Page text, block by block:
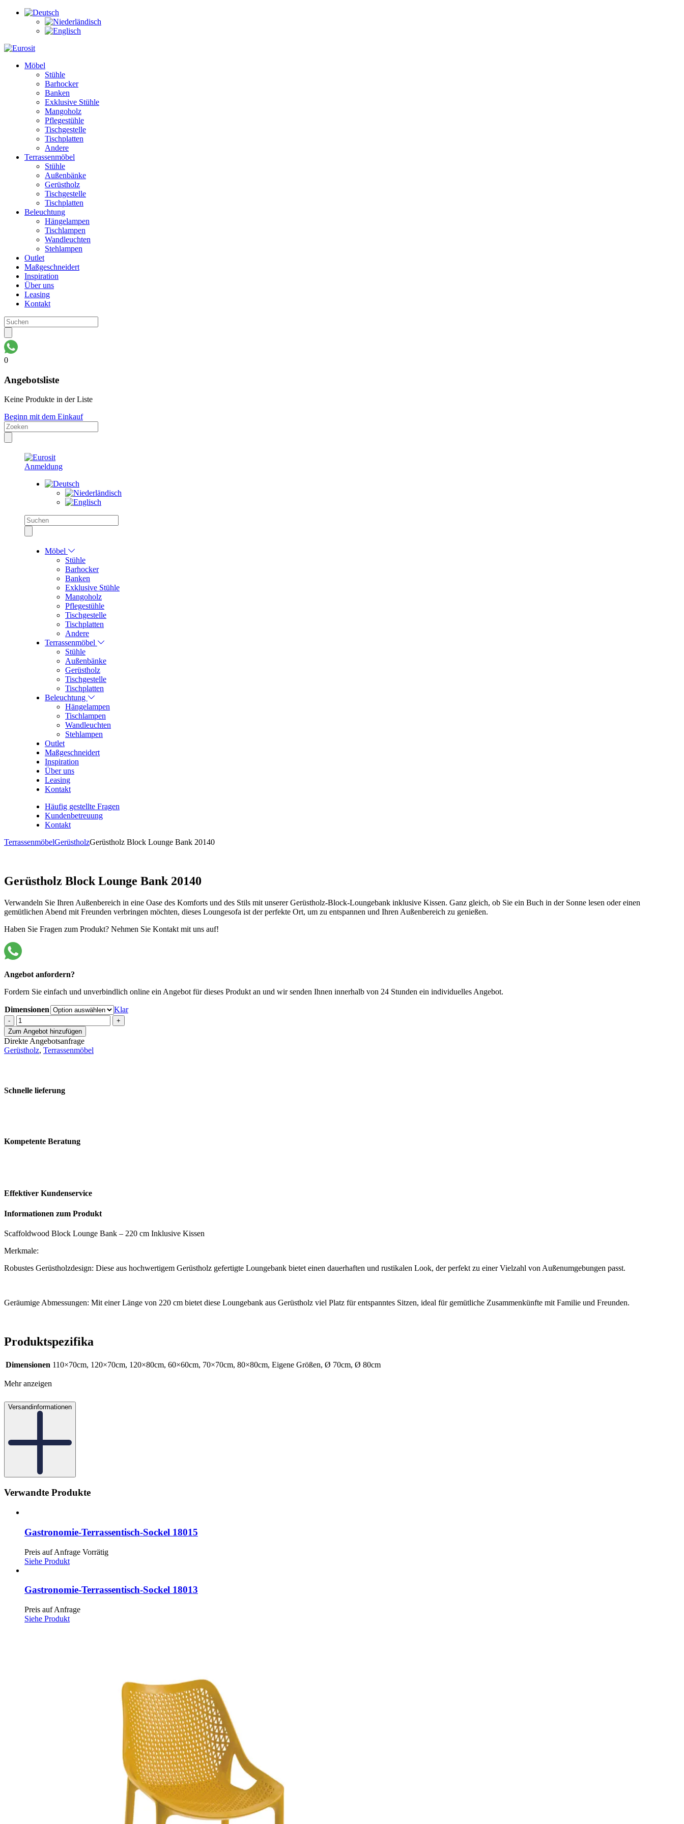
Möbel
Stühle
Barhocker
Banken
Exklusive Stühle
Mangoholz
Pflegestühle
Tischgestelle
Tischplatten
Andere
Terrassenmöbel
Stühle
Außenbänke
Gerüstholz
Tischgestelle
Tischplatten
Beleuchtung
Hängelampen
Tischlampen
Wandleuchten
Stehlampen
Outlet
Maßgeschneidert
Inspiration
Über uns
Leasing
Kontakt
0
Angebotsliste
Keine Produkte in der Liste
Beginn mit dem Einkauf
Anmeldung
Möbel
Stühle
Barhocker
Banken
Exklusive Stühle
Mangoholz
Pflegestühle
Tischgestelle
Tischplatten
Andere
Terrassenmöbel
Stühle
Außenbänke
Gerüstholz
Tischgestelle
Tischplatten
Beleuchtung
Hängelampen
Tischlampen
Wandleuchten
Stehlampen
Outlet
Maßgeschneidert
Inspiration
Über uns
Leasing
Kontakt
Häufig gestellte Fragen
Kundenbetreuung
Kontakt
TerrassenmöbelGerüstholzGerüstholz Block Lounge Bank 20140
Gerüstholz Block Lounge Bank 20140
Verwandeln Sie Ihren Außenbereich in eine Oase des Komforts und des Stils mit unserer Gerüstholz-Block-Loungebank inklusive Kissen. Ganz gleich, ob Sie ein Buch in der Sonne lesen oder einen
gemütlichen Abend mit Freunden verbringen möchten, dieses Loungesofa ist der perfekte Ort, um zu entspannen und Ihren Außenbereich zu genießen.
Haben Sie Fragen zum Produkt? Nehmen Sie Kontakt mit uns auf!
Angebot anfordern?
Fordern Sie einfach und unverbindlich online ein Angebot für dieses Produkt an und wir senden Ihnen innerhalb von 24 Stunden ein individuelles Angebot.
Dimensionen Klar
-
Gerüstholz
Block
Lounge
Bank
20140
+
Zum Angebot hinzufügen
Direkte Angebotsanfrage
Gerüstholz, Terrassenmöbel
Schnelle lieferung
Kompetente Beratung
Effektiver Kundenservice
Informationen zum Produkt
Scaffoldwood Block Lounge Bank – 220 cm Inklusive Kissen
Merkmale:
Robustes Gerüstholzdesign: Diese aus hochwertigem Gerüstholz gefertigte Loungebank bietet einen dauerhaften und rustikalen Look, der perfekt zu einer Vielzahl von Außenumgebungen passt.
Geräumige Abmessungen: Mit einer Länge von 220 cm bietet diese Loungebank aus Gerüstholz viel Platz für entspanntes Sitzen, ideal für gemütliche Zusammenkünfte mit Familie und Freunden.
Produktspezifika
Dimensionen 110×70cm, 120×70cm, 120×80cm, 60×60cm, 70×70cm, 80×80cm, Eigene Größen, Ø 70cm, Ø 80cm
Mehr anzeigen
Versandinformationen
Verwandte Produkte
Gastronomie-Terrassentisch-Sockel 18015
Preis auf Anfrage Vorrätig
Siehe Produkt
Gastronomie-Terrassentisch-Sockel 18013
Preis auf Anfrage
Siehe Produkt